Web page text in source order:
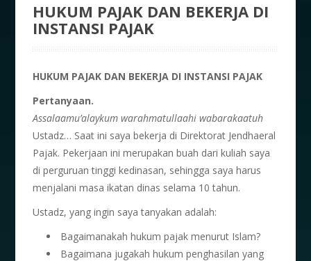
HUKUM PAJAK DAN BEKERJA DI
INSTANSI PAJAK
HUKUM PAJAK DAN BEKERJA DI INSTANSI PAJAK
Pertanyaan.
Assalaamu’alaykum warahmatullaahi wabarakaatuh
Ustadz… Saat ini saya bekerja di Direktorat Jendhaeral
Pajak. Pekerjaan ini merupakan buah dari kuliah saya
di perguruan tinggi kedinasan, sehingga saya harus
menjalani masa ikatan dinas selama 10 tahun.
Ustadz, yang ingin saya tanyakan adalah:
Bagaimanakah hukum pajak menurut Islam?
Bagaimana jugakah hukum penghasilan yang